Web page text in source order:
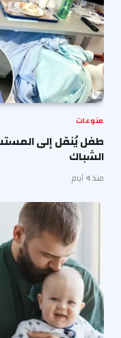
منوعات
طفل يُنقل إلى
الشباك
منذ 4 أيام